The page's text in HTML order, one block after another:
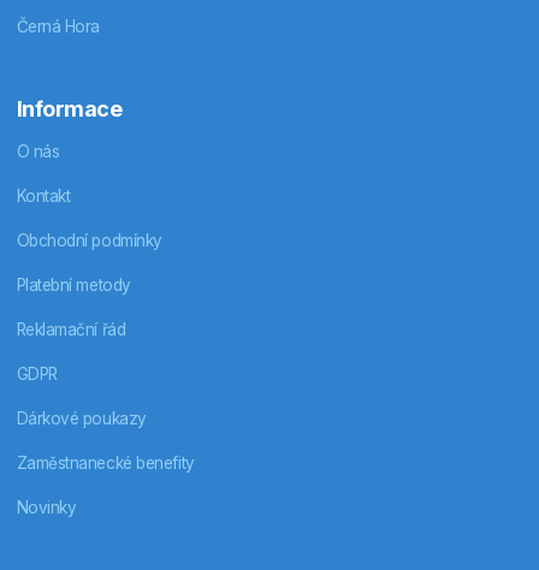
Černá Hora
Informace
O nás
Kontakt
Obchodní podmínky
Platební metody
Reklamační řád
GDPR
Dárkové poukazy
Zaměstnanecké benefity
Novinky